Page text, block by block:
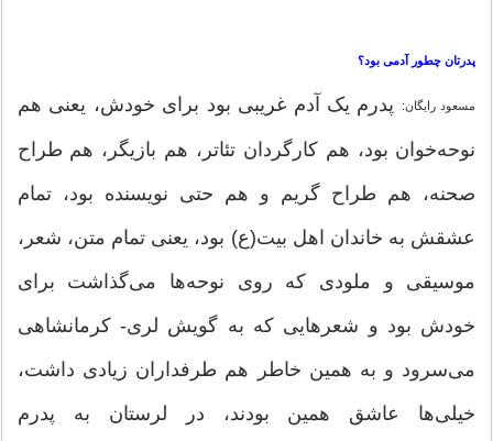
پدرتان چطور آدمی بود؟
مسعود رایگان: پدرم یک آدم غریبی بود برای خودش، یعنی هم
نوحه‌خوان بود، هم کارگردان تئاتر، هم بازیگر، هم طراح
صحنه، هم طراح گریم و هم حتی نویسنده بود، تمام
عشقش به خاندان اهل بیت(ع) بود، یعنی تمام متن، شعر،
موسیقی و ملودی که روی نوحه‌ها می‌گذاشت برای
خودش بود و شعرهایی که به گویش لری- کرمانشاهی
می‌سرود و به همین خاطر هم طرفداران زیادی داشت،
خیلی‌ها عاشق همین بودند، در لرستان به پدرم